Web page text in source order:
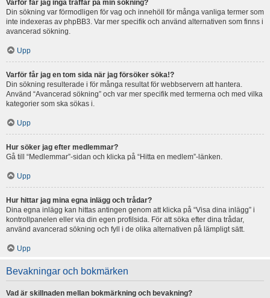
Varför får jag inga träffar på min sökning?
Din sökning var förmodligen för vag och innehöll för många vanliga termer som
inte indexeras av phpBB3. Var mer specifik och använd alternativen som finns i
avancerad sökning.
Upp
Varför får jag en tom sida när jag försöker söka!?
Din sökning resulterade i för många resultat för webbservern att hantera.
Använd “Avancerad sökning” och var mer specifik med termerna och med vilka
kategorier som ska sökas i.
Upp
Hur söker jag efter medlemmar?
Gå till “Medlemmar”-sidan och klicka på “Hitta en medlem”-länken.
Upp
Hur hittar jag mina egna inlägg och trådar?
Dina egna inlägg kan hittas antingen genom att klicka på “Visa dina inlägg” i
kontrollpanelen eller via din egen profilsida. För att söka efter dina trådar,
använd avancerad sökning och fyll i de olika alternativen på lämpligt sätt.
Upp
Bevakningar och bokmärken
Vad är skillnaden mellan bokmärkning och bevakning?